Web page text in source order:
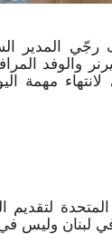
رجّي المدير
والوفد
مهمة
المتحدة
لبنان وليس في